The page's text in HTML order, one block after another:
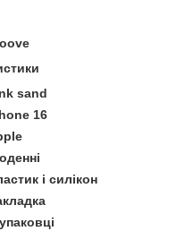
sand
16
і силікон